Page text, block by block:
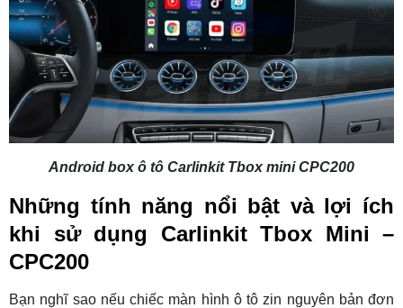
Android box ô tô Carlinkit Tbox mini CPC200
Những tính năng nổi bật và lợi ích
khi sử dụng Carlinkit Tbox Mini –
CPC200
Bạn nghĩ sao nếu chiếc màn hình ô tô zin nguyên bản đơn